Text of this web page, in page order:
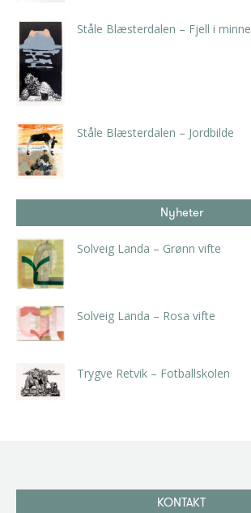
Ståle Blæsterdalen – Fjell i minne
Ståle Blæsterdalen – Jordbilde
Nyheter
Solveig Landa – Grønn vifte
Solveig Landa – Rosa vifte
Trygve Retvik – Fotballskolen
KONTAKT